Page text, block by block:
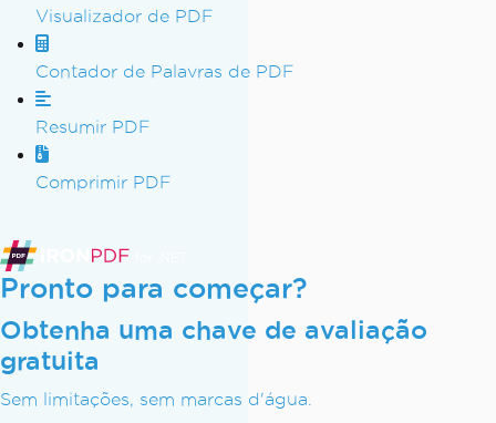
Visualizador de PDF
Contador de Palavras de PDF
Resumir PDF
Comprimir PDF
Pronto para começar?
Obtenha uma chave de avaliação
gratuita
Sem limitações, sem marcas d'água.